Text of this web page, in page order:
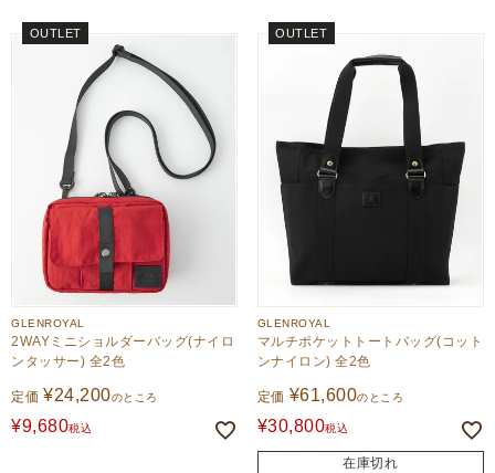
OUTLET
GLENROYAL
2WAYミニショルダーバッグ(ナイロ
ンタッサー) 全2色
定価 ¥24,200のところ
¥9,680税込
OUTLET
GLENROYAL
マルチポケットトートバッグ(コット
ンナイロン) 全2色
定価 ¥61,600のところ
¥30,800税込
在庫切れ